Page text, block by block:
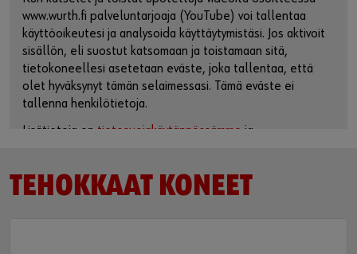
www.wurth.fi palveluntarjoaja (YouTube) voi tallentaa
käyttöoikeutesi ja analysoida käyttäytymistäsi. Jos aktivoit
sisällön, eli suostut katsomaan ja toistamaan sitä,
tietokoneellesi asetetaan eväste, joka tallentaa, että
olet hyväksynyt tämän selaimessasi. Tämä eväste ei
tallenna henkilötietoja.
Lisätietoja on tietosuojakäytännössämme ja
Aktivoi sisältö
TEHOKKAAT KONEET